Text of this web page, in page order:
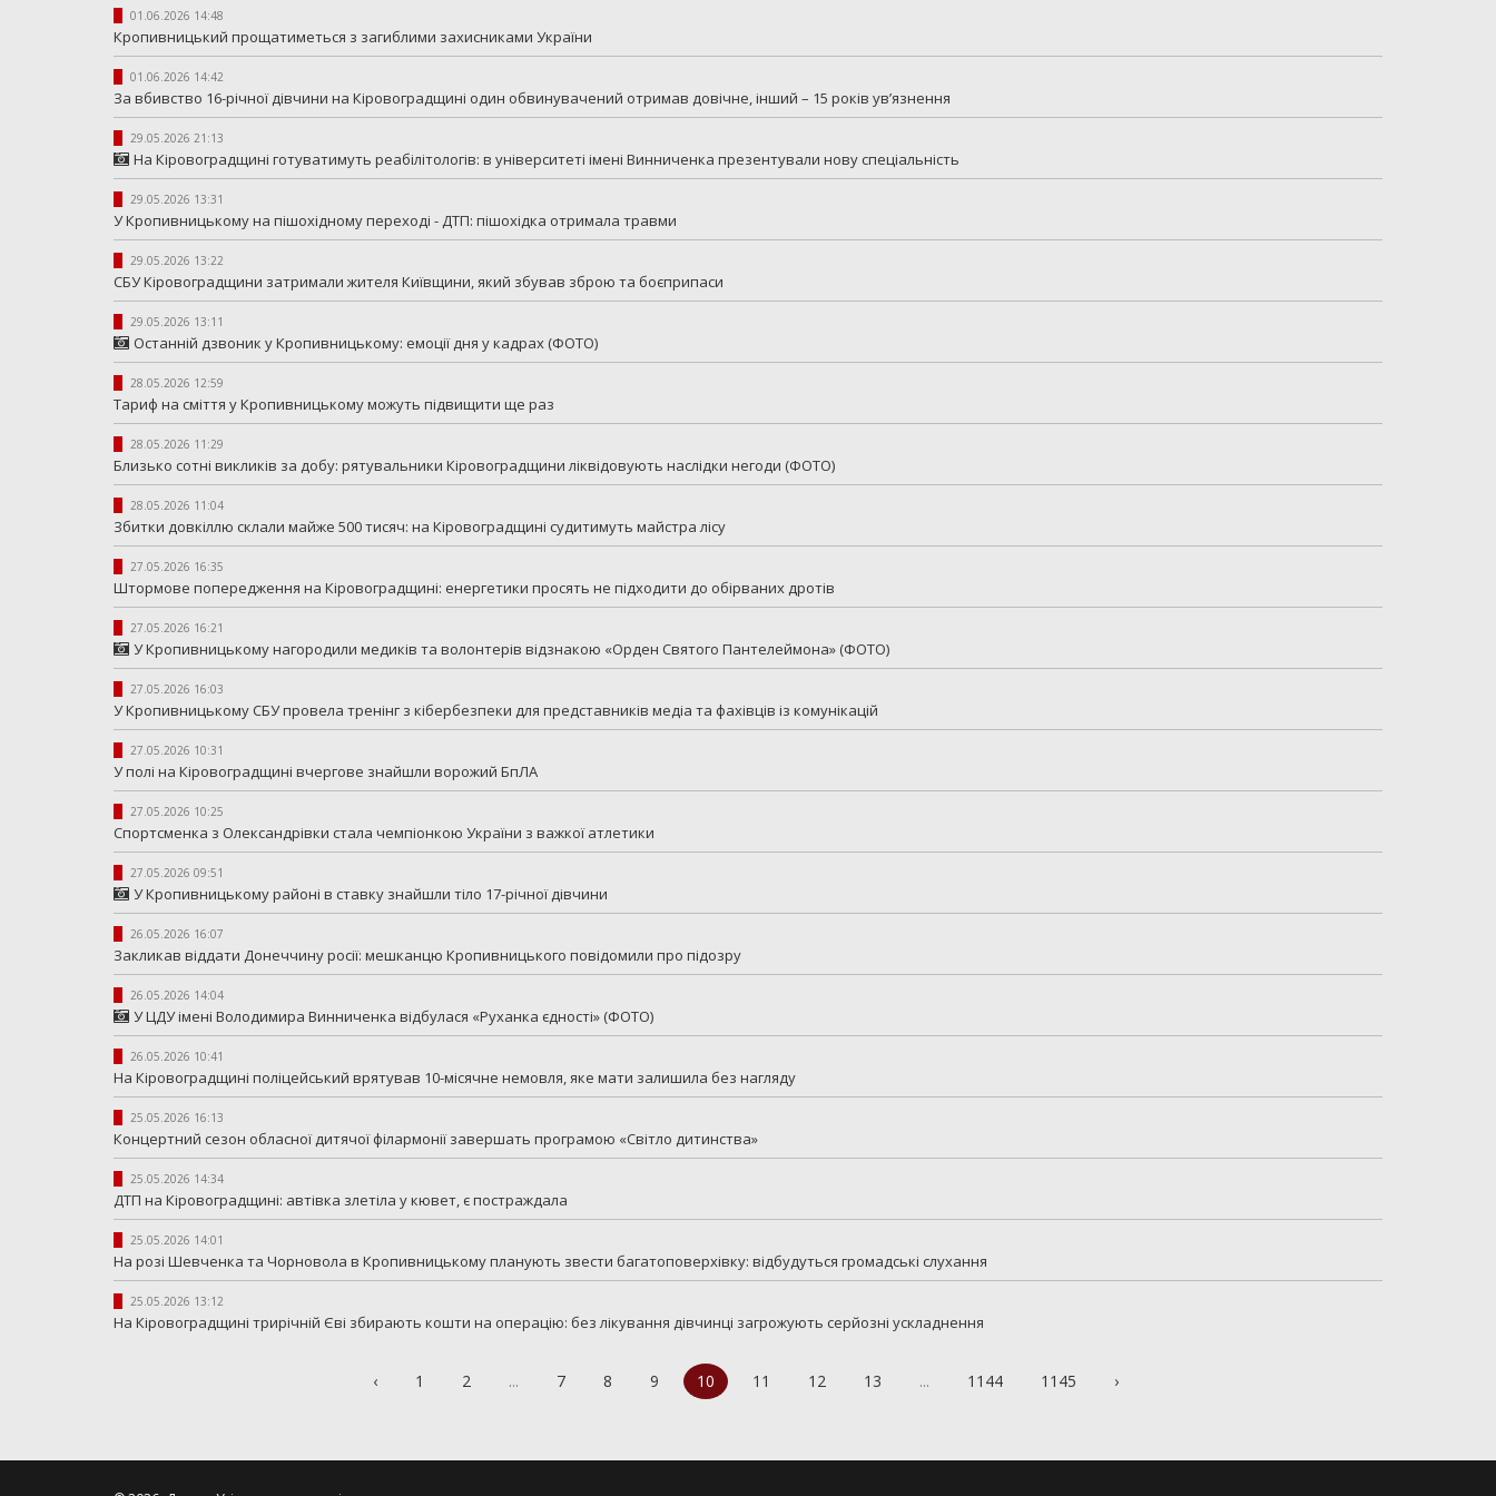
01.06.2026 14:48
Кропивницький прощатиметься з загиблими захисниками України
01.06.2026 14:42
За вбивство 16-річної дівчини на Кіровоградщині один обвинувачений отримав довічне, інший – 15 років ув’язнення
29.05.2026 21:13
На Кіровоградщині готуватимуть реабілітологів: в університеті імені Винниченка презентували нову спеціальність
29.05.2026 13:31
У Кропивницькому на пішохідному переході - ДТП: пішохідка отримала травми
29.05.2026 13:22
СБУ Кіровоградщини затримали жителя Київщини, який збував зброю та боєприпаси
29.05.2026 13:11
Останній дзвоник у Кропивницькому: емоції дня у кадрах (ФОТО)
28.05.2026 12:59
Тариф на сміття у Кропивницькому можуть підвищити ще раз
28.05.2026 11:29
Близько сотні викликів за добу: рятувальники Кіровоградщини ліквідовують наслідки негоди (ФОТО)
28.05.2026 11:04
Збитки довкіллю склали майже 500 тисяч: на Кіровоградщині судитимуть майстра лісу
27.05.2026 16:35
Штормове попередження на Кіровоградщині: енергетики просять не підходити до обірваних дротів
27.05.2026 16:21
У Кропивницькому нагородили медиків та волонтерів відзнакою «Орден Святого Пантелеймона» (ФОТО)
27.05.2026 16:03
У Кропивницькому СБУ провела тренінг з кібербезпеки для представників медіа та фахівців із комунікацій
27.05.2026 10:31
У полі на Кіровоградщині вчергове знайшли ворожий БпЛА
27.05.2026 10:25
Спортсменка з Олександрівки стала чемпіонкою України з важкої атлетики
27.05.2026 09:51
У Кропивницькому районі в ставку знайшли тіло 17-річної дівчини
26.05.2026 16:07
Закликав віддати Донеччину росії: мешканцю Кропивницького повідомили про підозру
26.05.2026 14:04
У ЦДУ імені Володимира Винниченка відбулася «Руханка єдності» (ФОТО)
26.05.2026 10:41
На Кіровоградщині поліцейський врятував 10-місячне немовля, яке мати залишила без нагляду
25.05.2026 16:13
Концертний сезон обласної дитячої філармонії завершать програмою «Світло дитинства»
25.05.2026 14:34
ДТП на Кіровоградщині: автівка злетіла у кювет, є постраждала
25.05.2026 14:01
На розі Шевченка та Чорновола в Кропивницькому планують звести багатоповерхівку: відбудуться громадські слухання
25.05.2026 13:12
На Кіровоградщині трирічній Єві збирають кошти на операцію: без лікування дівчинці загрожують серйозні ускладнення
‹ 1 2 ... 7 8 9 10 11 12 13 ... 1144 1145 ›